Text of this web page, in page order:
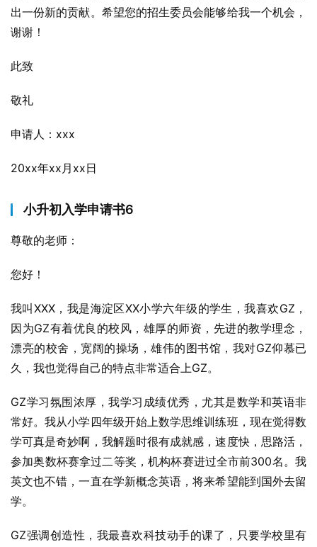
出一份新的贡献。希望您的招生委员会能够给我一个机会，
谢谢！
此致
敬礼
申请人：xxx
20xx年xx月xx日
小升初入学申请书6
尊敬的老师：
您好！
我叫XXX，我是海淀区XX小学六年级的学生，我喜欢GZ，
因为GZ有着优良的校风，雄厚的师资，先进的教学理念，
漂亮的校舍，宽阔的操场，雄伟的图书馆，我对GZ仰慕已
久，我也觉得自己的特点非常适合上GZ。
GZ学习氛围浓厚，我学习成绩优秀，尤其是数学和英语非
常好。我从小学四年级开始上数学思维训练班，现在觉得数
学可真是奇妙啊，我解题时很有成就感，速度快，思路活，
参加奥数杯赛拿过二等奖，机构杯赛进过全市前300名。我
英文也不错，一直在学新概念英语，将来希望能到国外去留
学。
GZ强调创造性，我最喜欢科技动手的课了，只要学校里有